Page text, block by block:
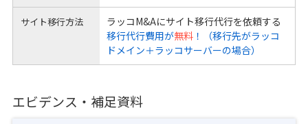
サイト移行方法
ラッコM&Aにサイト移行代行を依頼する
移行代行費用が無料！（移行先がラッコ
ドメイン＋ラッコサーバーの場合）
エビデンス・補足資料